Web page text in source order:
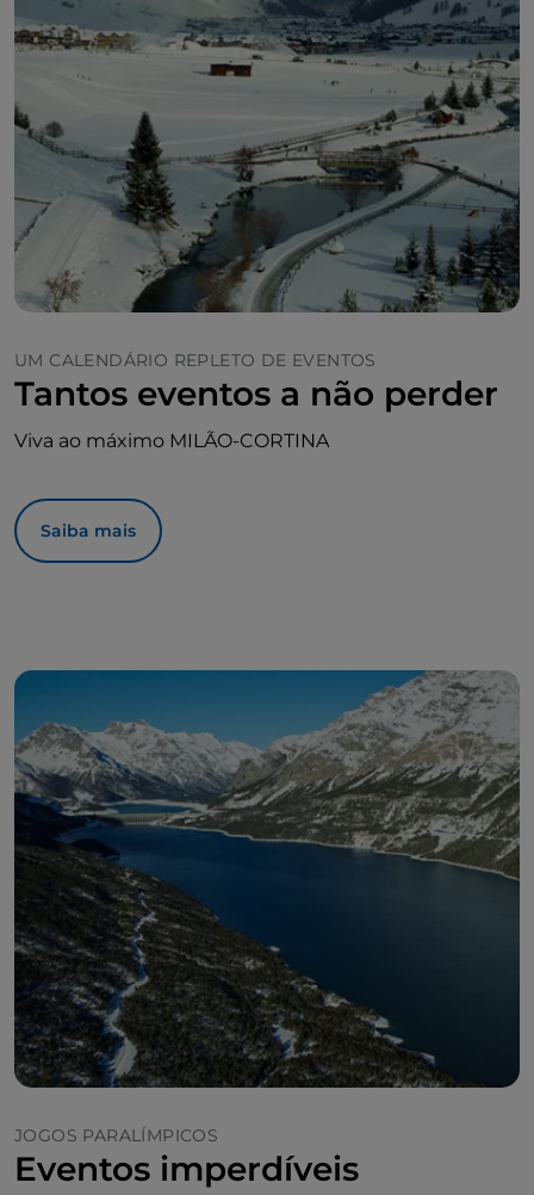
UM CALENDÁRIO REPLETO DE EVENTOS
Tantos eventos a não perder
Viva ao máximo MILÃO-CORTINA
Saiba mais
JOGOS PARALÍMPICOS
Eventos imperdíveis